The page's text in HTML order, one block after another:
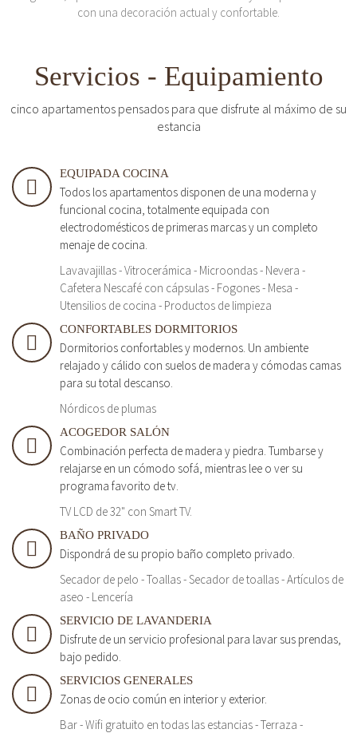
con una decoración actual y confortable.
Servicios - Equipamiento
cinco apartamentos pensados para que disfrute al máximo de su
estancia
EQUIPADA COCINA
Todos los apartamentos disponen de una moderna y
funcional cocina, totalmente equipada con
electrodomésticos de primeras marcas y un completo
menaje de cocina.
Lavavajillas - Vitrocerámica - Microondas - Nevera -
Cafetera Nescafé con cápsulas - Fogones - Mesa -
Utensilios de cocina - Productos de limpieza
CONFORTABLES DORMITORIOS
Dormitorios confortables y modernos. Un ambiente
relajado y cálido con suelos de madera y cómodas camas
para su total descanso.
Nórdicos de plumas
ACOGEDOR SALÓN
Combinación perfecta de madera y piedra. Tumbarse y
relajarse en un cómodo sofá, mientras lee o ver su
programa favorito de tv.
TV LCD de 32" con Smart TV.
BAÑO PRIVADO
Dispondrá de su propio baño completo privado.
Secador de pelo - Toallas - Secador de toallas - Artículos de
aseo - Lencería
SERVICIO DE LAVANDERIA
Disfrute de un servicio profesional para lavar sus prendas,
bajo pedido.
SERVICIOS GENERALES
Zonas de ocio común en interior y exterior.
Bar - Wifi gratuito en todas las estancias - Terraza -